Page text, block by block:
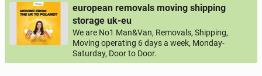
european removals moving shipping
storage uk-eu
We are No1 Man&Van, Removals, Shipping,
Moving operating 6 days a week, Monday-
Saturday, Door to Door.